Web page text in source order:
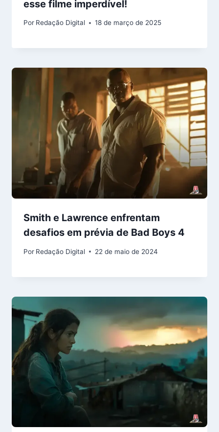
esse filme imperdível!
Por Redação Digital 18 de março de 2025
Smith e Lawrence enfrentam
desafios em prévia de Bad Boys 4
Por Redação Digital 22 de maio de 2024